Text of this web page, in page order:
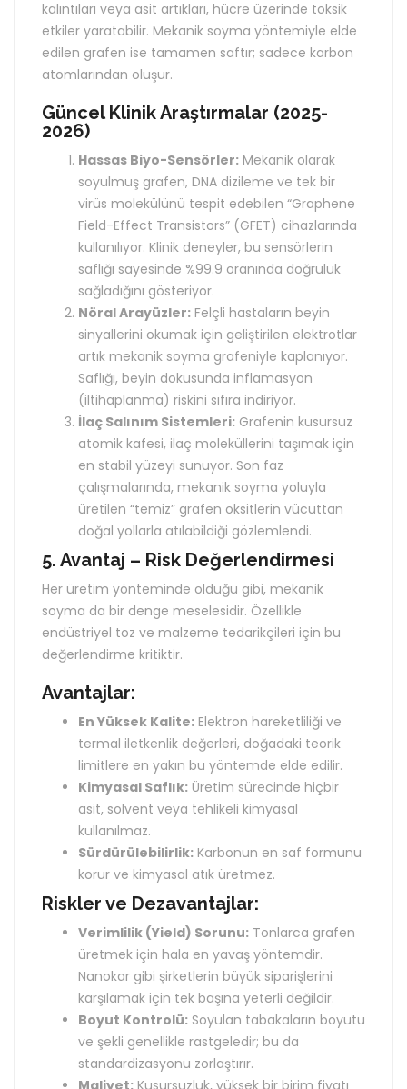
kalıntıları veya asit artıkları, hücre üzerinde toksik
etkiler yaratabilir. Mekanik soyma yöntemiyle elde
edilen grafen ise tamamen saftır; sadece karbon
atomlarından oluşur.
Güncel Klinik Araştırmalar (2025-
2026)
Hassas Biyo-Sensörler: Mekanik olarak
soyulmuş grafen, DNA dizileme ve tek bir
virüs molekülünü tespit edebilen “Graphene
Field-Effect Transistors” (GFET) cihazlarında
kullanılıyor. Klinik deneyler, bu sensörlerin
saflığı sayesinde %99.9 oranında doğruluk
sağladığını gösteriyor.
Nöral Arayüzler: Felçli hastaların beyin
sinyallerini okumak için geliştirilen elektrotlar
artık mekanik soyma grafeniyle kaplanıyor.
Saflığı, beyin dokusunda inflamasyon
(iltihaplanma) riskini sıfıra indiriyor.
İlaç Salınım Sistemleri: Grafenin kusursuz
atomik kafesi, ilaç moleküllerini taşımak için
en stabil yüzeyi sunuyor. Son faz
çalışmalarında, mekanik soyma yoluyla
üretilen “temiz” grafen oksitlerin vücuttan
doğal yollarla atılabildiği gözlemlendi.
5. Avantaj – Risk Değerlendirmesi
Her üretim yönteminde olduğu gibi, mekanik
soyma da bir denge meselesidir. Özellikle
endüstriyel toz ve malzeme tedarikçileri için bu
değerlendirme kritiktir.
Avantajlar:
En Yüksek Kalite: Elektron hareketliliği ve
termal iletkenlik değerleri, doğadaki teorik
limitlere en yakın bu yöntemde elde edilir.
Kimyasal Saflık: Üretim sürecinde hiçbir
asit, solvent veya tehlikeli kimyasal
kullanılmaz.
Sürdürülebilirlik: Karbonun en saf formunu
korur ve kimyasal atık üretmez.
Riskler ve Dezavantajlar:
Verimlilik (Yield) Sorunu: Tonlarca grafen
üretmek için hala en yavaş yöntemdir.
Nanokar gibi şirketlerin büyük siparişlerini
karşılamak için tek başına yeterli değildir.
Boyut Kontrolü: Soyulan tabakaların boyutu
ve şekli genellikle rastgeledir; bu da
standardizasyonu zorlaştırır.
Maliyet: Kusursuzluk, yüksek bir birim fiyatı